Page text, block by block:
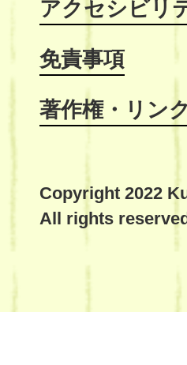
アクセシビリ
免責事項
著作権・リンク
Copyright 2022
All rights